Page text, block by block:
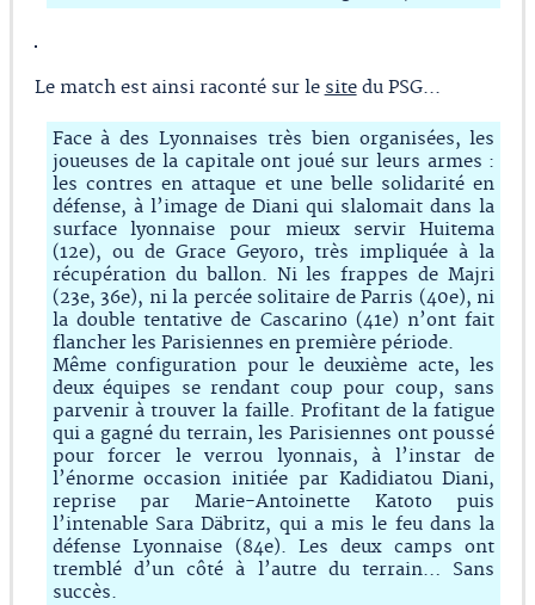
Le match est ainsi raconté sur le sitedu PSG...
Face à des Lyonnaises très bien organisées, les
joueuses de la capitale ont joué sur leurs armes :
les contres en attaque et une belle solidarité en
défense, à l’image de Diani qui slalomait dans la
surface lyonnaise pour mieux servir Huitema
(12e), ou de Grace Geyoro, très impliquée à la
récupération du ballon. Ni les frappes de Majri
(23e, 36e), ni la percée solitaire de Parris (40e), ni
la double tentative de Cascarino (41e) n’ont fait
flancher les Parisiennes en première période.
Même configuration pour le deuxième acte, les
deux équipes se rendant coup pour coup, sans
parvenir à trouver la faille. Profitant de la fatigue
qui a gagné du terrain, les Parisiennes ont poussé
pour forcer le verrou lyonnais, à l’instar de
l’énorme occasion initiée par Kadidiatou Diani,
reprise par Marie-Antoinette Katoto puis
l’intenable Sara Däbritz, qui a mis le feu dans la
défense Lyonnaise (84e). Les deux camps ont
tremblé d’un côté à l’autre du terrain… Sans
succès.